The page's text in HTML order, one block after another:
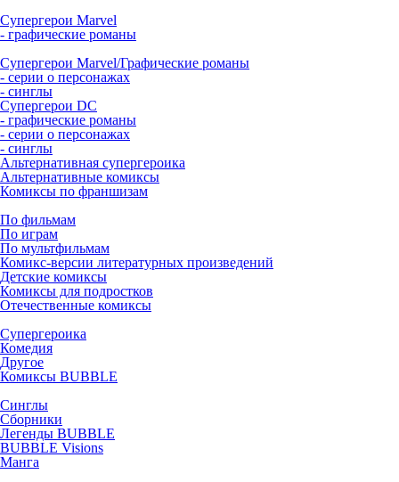
Супергерои Marvel
- графические романы
Супергерои Marvel/Графические романы
- серии о персонажах
- синглы
Супергерои DC
- графические романы
- серии о персонажах
- синглы
Альтернативная супергероика
Альтернативные комиксы
Комиксы по франшизам
По фильмам
По играм
По мультфильмам
Комикс-версии литературных произведений
Детские комиксы
Комиксы для подростков
Отечественные комиксы
Супергероика
Комедия
Другое
Комиксы BUBBLE
Синглы
Сборники
Легенды BUBBLE
BUBBLE Visions
Манга